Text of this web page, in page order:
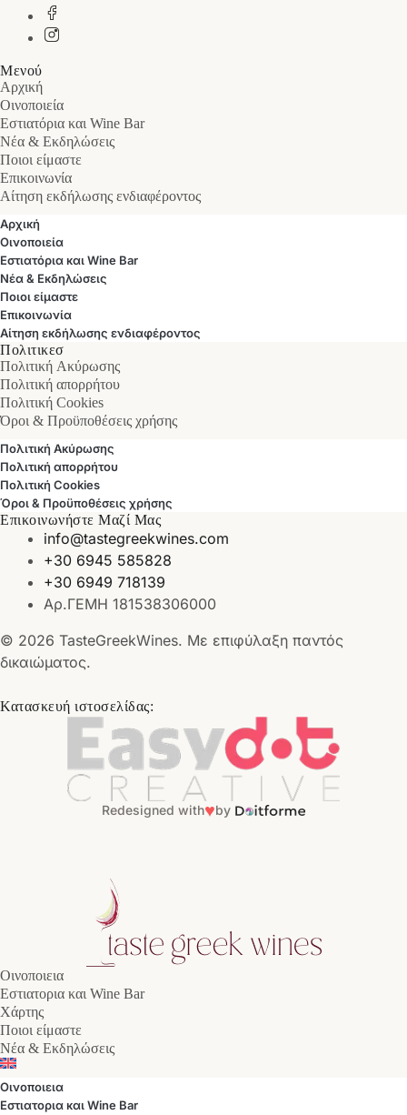
Μενού
Αρχική
Οινοποιεία
Εστιατόρια και Wine Bar
Νέα & Εκδηλώσεις
Ποιοι είμαστε
Επικοινωνία
Αίτηση εκδήλωσης ενδιαφέροντος
Αρχική
Οινοποιεία
Εστιατόρια και Wine Bar
Νέα & Εκδηλώσεις
Ποιοι είμαστε
Επικοινωνία
Αίτηση εκδήλωσης ενδιαφέροντος
Πολιτικεσ
Πολιτική Ακύρωσης
Πολιτική απορρήτου
Πολιτική Cookies
Όροι & Προϋποθέσεις χρήσης
Πολιτική Ακύρωσης
Πολιτική απορρήτου
Πολιτική Cookies
Όροι & Προϋποθέσεις χρήσης
Επικοινωνήστε Μαζί Μας
info@tastegreekwines.com
+30 6945 585828
+30 6949 718139
Αρ.ΓΕΜΗ 181538306000
© 2026 TasteGreekWines. Με επιφύλαξη παντός
δικαιώματος.
Κατασκευή ιστοσελίδας:
Redesigned with♥by
Οινοποιεια
Εστιατορια και Wine Bar
Χάρτης
Ποιοι είμαστε
Νέα & Εκδηλώσεις
Οινοποιεια
Εστιατορια και Wine Bar